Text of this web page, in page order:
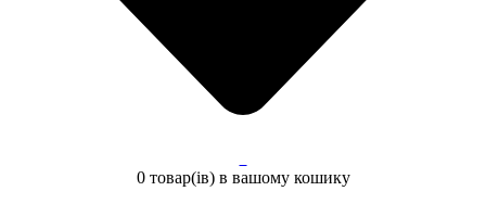
0 товар(ів)в вашому кошику